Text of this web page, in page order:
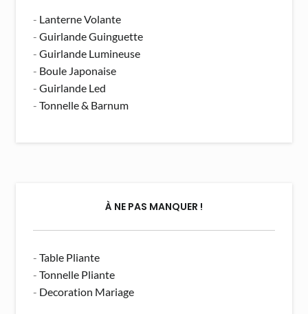
- Lanterne Volante
-Guirlande Guinguette
-Guirlande Lumineuse
- Boule Japonaise
-Guirlande Led
-Tonnelle & Barnum
À NE PAS MANQUER !
-Table Pliante
-Tonnelle Pliante
- Decoration Mariage